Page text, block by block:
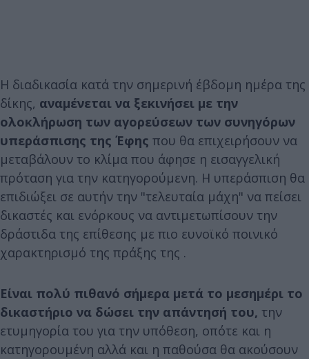
Η διαδικασία κατά την σημερινή έβδομη ημέρα της
δίκης, αναμένεται να ξεκινήσει με την
ολοκλήρωση των αγορεύσεων των συνηγόρων
υπεράσπισης της Έφης που θα επιχειρήσουν να
μεταβάλουν το κλίμα που άφησε η εισαγγελική
πρόταση για την κατηγορούμενη. Η υπεράσπιση θα
επιδιώξει σε αυτήν την "τελευταία μάχη" να πείσει
δικαστές και ενόρκους να αντιμετωπίσουν την
δράστιδα της επίθεσης με πιο ευνοϊκό ποινικό
χαρακτηρισμό της πράξης της .
Είναι πολύ πιθανό σήμερα μετά το μεσημέρι το
δικαστήριο να δώσει την απάντησή του, την
ετυμηγορία του για την υπόθεση, οπότε και η
κατηγορουμένη αλλά και η παθούσα θα ακούσουν